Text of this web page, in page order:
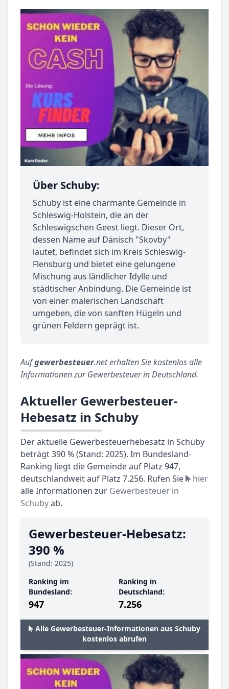
Über Schuby:
Schuby ist eine charmante Gemeinde in
Schleswig-Holstein, die an der
Schleswigschen Geest liegt. Dieser Ort,
dessen Name auf Dänisch "Skovby"
lautet, befindet sich im Kreis Schleswig-
Flensburg und bietet eine gelungene
Mischung aus ländlicher Idylle und
städtischer Anbindung. Die Gemeinde ist
von einer malerischen Landschaft
umgeben, die von sanften Hügeln und
grünen Feldern geprägt ist.
Aufgewerbesteuer.net erhalten Sie kostenlos alle
Informationen zur Gewerbesteuer in Deutschland.
Aktueller Gewerbesteuer-
Hebesatz in Schuby
Der aktuelle Gewerbesteuerhebesatz in Schuby
beträgt 390 % (Stand: 2025). Im Bundesland-
Ranking liegt die Gemeinde auf Platz 947,
deutschlandweit auf Platz 7.256. Rufen Sie
hier
alle Informationen zur Gewerbesteuer in
Schubyab.
Gewerbesteuer-Hebesatz:
390 %
(Stand: 2025)
Ranking im
Bundesland:
947
Ranking in
Deutschland:
7.256
Alle Gewerbesteuer-Informationen aus Schuby
kostenlos abrufen